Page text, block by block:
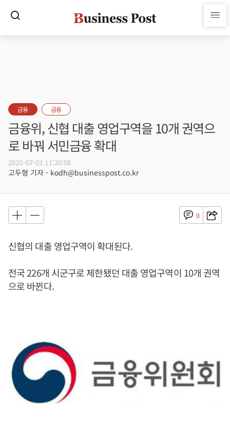
금융 금융
금융위, 신협 대출 영업구역을 10개 권역으
로 바꿔 서민금융 확대
2020-07-03 11:20:08
고두형 기자 - kodh@businesspost.co.kr
0
신협의 대출 영업구역이 확대된다.
전국 226개 시군구로 제한됐던 대출 영업구역이 10개 권역
으로 바뀐다.